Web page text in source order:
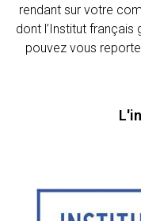
rendant sur votre
dont l’Institut français
pouvez vous